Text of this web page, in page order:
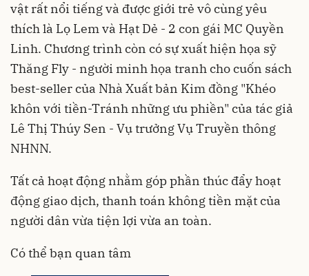
vật rất nổi tiếng và được giới trẻ vô cùng yêu
thích là Lọ Lem và Hạt Dẻ - 2 con gái MC Quyền
Linh. Chương trình còn có sự xuất hiện họa sỹ
Thăng Fly - người minh họa tranh cho cuốn sách
best-seller của Nhà Xuất bản Kim đồng "Khéo
khôn với tiền-Tránh những ưu phiền" của tác giả
Lê Thị Thúy Sen - Vụ trưởng Vụ Truyền thông
NHNN.
Tất cả hoạt động nhằm góp phần thúc đẩy hoạt
động giao dịch, thanh toán không tiền mặt của
người dân vừa tiện lợi vừa an toàn.
Có thể bạn quan tâm